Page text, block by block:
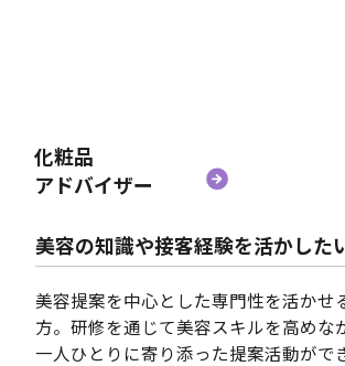
化粧品
アドバイザー
美容の知識や接客経験を活かした
美容提案を中心とした専門性を活かせ
方。研修を通じて美容スキルを高めな
一人ひとりに寄り添った提案活動がで